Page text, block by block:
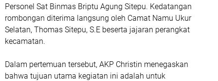
Personel Sat Binmas Briptu Agung Sitepu. Kedatangan
rombongan diterima langsung oleh Camat Namu Ukur
Selatan, Thomas Sitepu, S.E beserta jajaran perangkat
kecamatan.
Dalam pertemuan tersebut, AKP Christin menegaskan
bahwa tujuan utama kegiatan ini adalah untuk